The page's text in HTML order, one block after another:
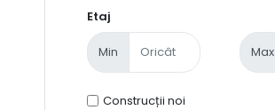
Etaj
Min Max
Construcții noi